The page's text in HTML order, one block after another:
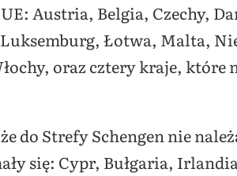
Austria, Belgia, Czechy,
Łotwa, Malta,
oraz cztery kraje,
do Strefy Schengen nie
się: Cypr, Bułgaria,